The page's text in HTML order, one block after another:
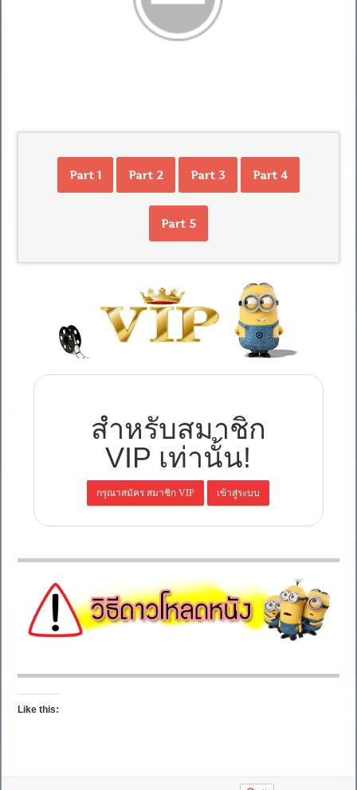
Part 1 Part 2 Part 3 Part 4
Part 5
สำหรับสมาชิก
VIP เท่านั้น!
Like this: